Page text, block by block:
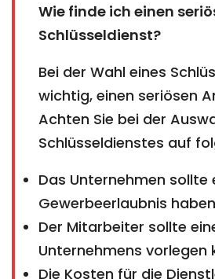
Wie finde ich einen
Schlüsseldienst?
Bei der Wahl eines
wichtig, einen seriösen
Achten Sie bei der
Schlüsseldienstes auf
Das Unternehmen sollte
Gewerbeerlaubnis
Der Mitarbeiter sollte
Unternehmens vorlegen
Die Kosten für die